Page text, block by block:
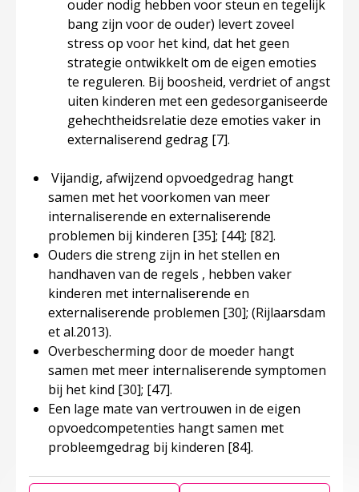
ouder nodig hebben voor steun en tegelijk
bang zijn voor de ouder) levert zoveel
stress op voor het kind, dat het geen
strategie ontwikkelt om de eigen emoties
te reguleren. Bij boosheid, verdriet of angst
uiten kinderen met een gedesorganiseerde
gehechtheidsrelatie deze emoties vaker in
externaliserend gedrag [7].
Vijandig, afwijzend opvoedgedrag hangt
samen met het voorkomen van meer
internaliserende en externaliserende
problemen bij kinderen [35]; [44]; [82].
Ouders die streng zijn in het stellen en
handhaven van de regels , hebben vaker
kinderen met internaliserende en
externaliserende problemen [30]; (Rijlaarsdam
et al.2013).
Overbescherming door de moeder hangt
samen met meer internaliserende symptomen
bij het kind [30]; [47].
Een lage mate van vertrouwen in de eigen
opvoedcompetenties hangt samen met
probleemgedrag bij kinderen [84].